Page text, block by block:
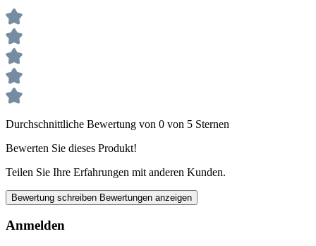
Durchschnittliche Bewertung von 0 von 5 Sternen
Bewerten Sie dieses Produkt!
Teilen Sie Ihre Erfahrungen mit anderen Kunden.
Bewertung schreiben Bewertungen anzeigen
Anmelden